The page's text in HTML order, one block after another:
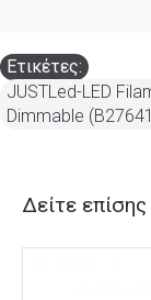
Ετικέτες:
JUSTLed-LED
Dimmable
Δείτε επίσης